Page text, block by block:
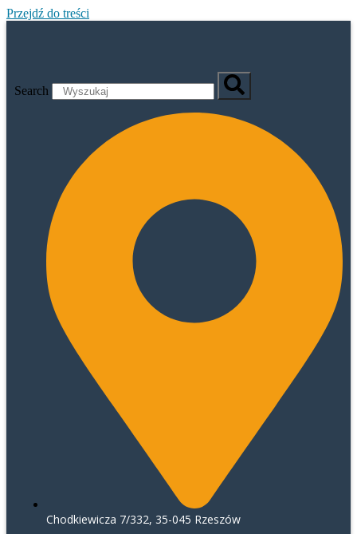
Przejdź do treści
Search
Chodkiewicza 7/332, 35-045 Rzeszów